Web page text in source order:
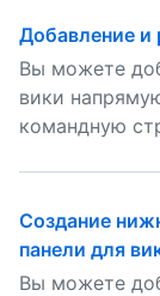
Добавление и
Вы можете
вики
командную
Создание
панели для
Вы можете